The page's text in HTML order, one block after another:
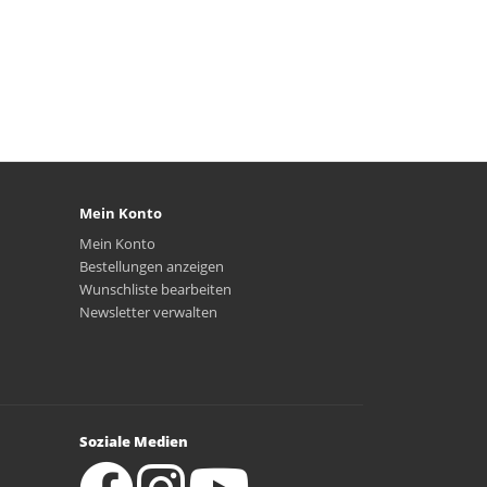
Mein Konto
Mein Konto
Bestellungen anzeigen
Wunschliste bearbeiten
Newsletter verwalten
Soziale Medien